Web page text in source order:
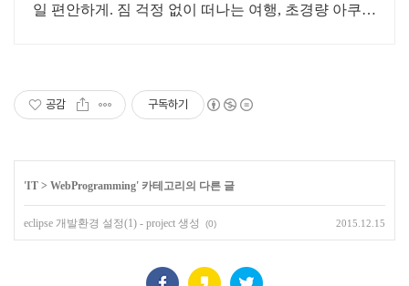
일 편안하게. 짐 걱정 없이 떠나는 여행, 초경량 아쿠아
공감 구독하기
'IT > WebProgramming' 카테고리의 다른 글
eclipse 개발환경 설정(1) - project 생성 (0) 2015.12.15